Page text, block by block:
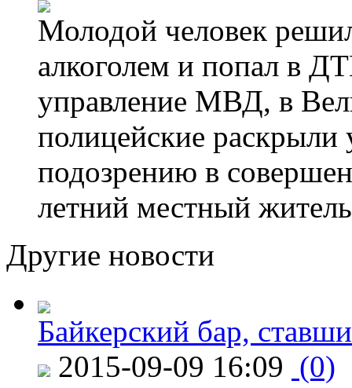
Молодой человек
алкоголем и попал в
управление МВД, в
полицейские
подозрению в
летний местный
Другие новости
Байкерский бар,
2015-09-09 16:09 (0)